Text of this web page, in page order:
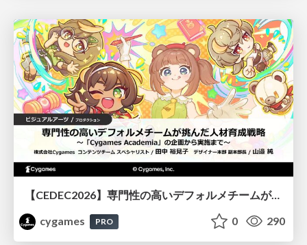
【CEDEC2026】専門性の高いデフォルメチームが挑んだ人材育成戦略 〜Cygames Academiaの企画から実施まで〜
cygames
PRO 0 290